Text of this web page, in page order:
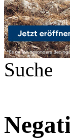
Suche